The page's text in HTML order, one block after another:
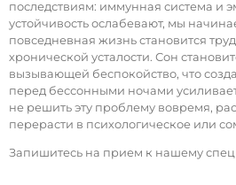
последствиям: иммунная система и
устойчивость ослабевают, мы
повседневная жизнь становится
хронической усталости. Сон
вызывающей беспокойство, что
перед бессонными ночами
не решить эту проблему вовремя,
перерасти в психологическое или
Запишитесь на прием к нашему